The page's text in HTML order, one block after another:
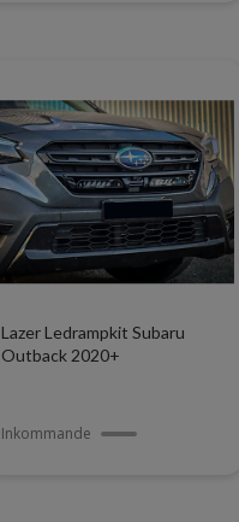
Lazer Ledrampkit Subaru
Outback 2020+
Inkommande